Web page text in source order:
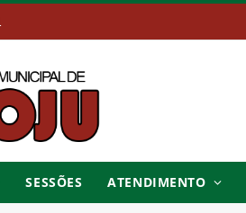
SESSÕES ATENDIMENTO